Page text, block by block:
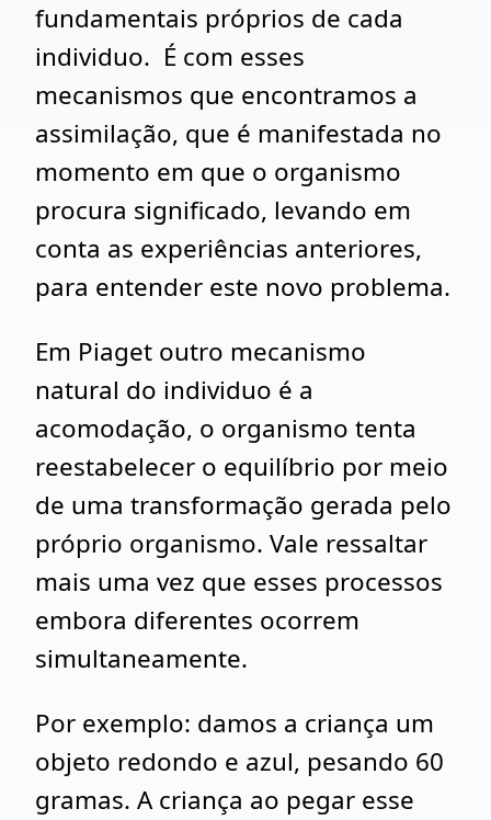
fundamentais próprios de cada
individuo. É com esses
mecanismos que encontramos a
assimilação, que é manifestada no
momento em que o organismo
procura significado, levando em
conta as experiências anteriores,
para entender este novo problema.
Em Piaget outro mecanismo
natural do individuo é a
acomodação, o organismo tenta
reestabelecer o equilíbrio por meio
de uma transformação gerada pelo
próprio organismo. Vale ressaltar
mais uma vez que esses processos
embora diferentes ocorrem
simultaneamente.
Por exemplo: damos a criança um
objeto redondo e azul, pesando 60
gramas. A criança ao pegar esse